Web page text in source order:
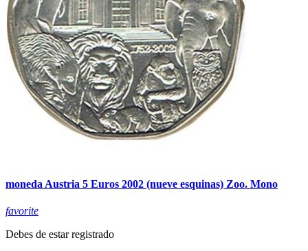
moneda Austria 5 Euros 2002 (nueve esquinas) Zoo. Mono
favorite
Debes de estar registrado